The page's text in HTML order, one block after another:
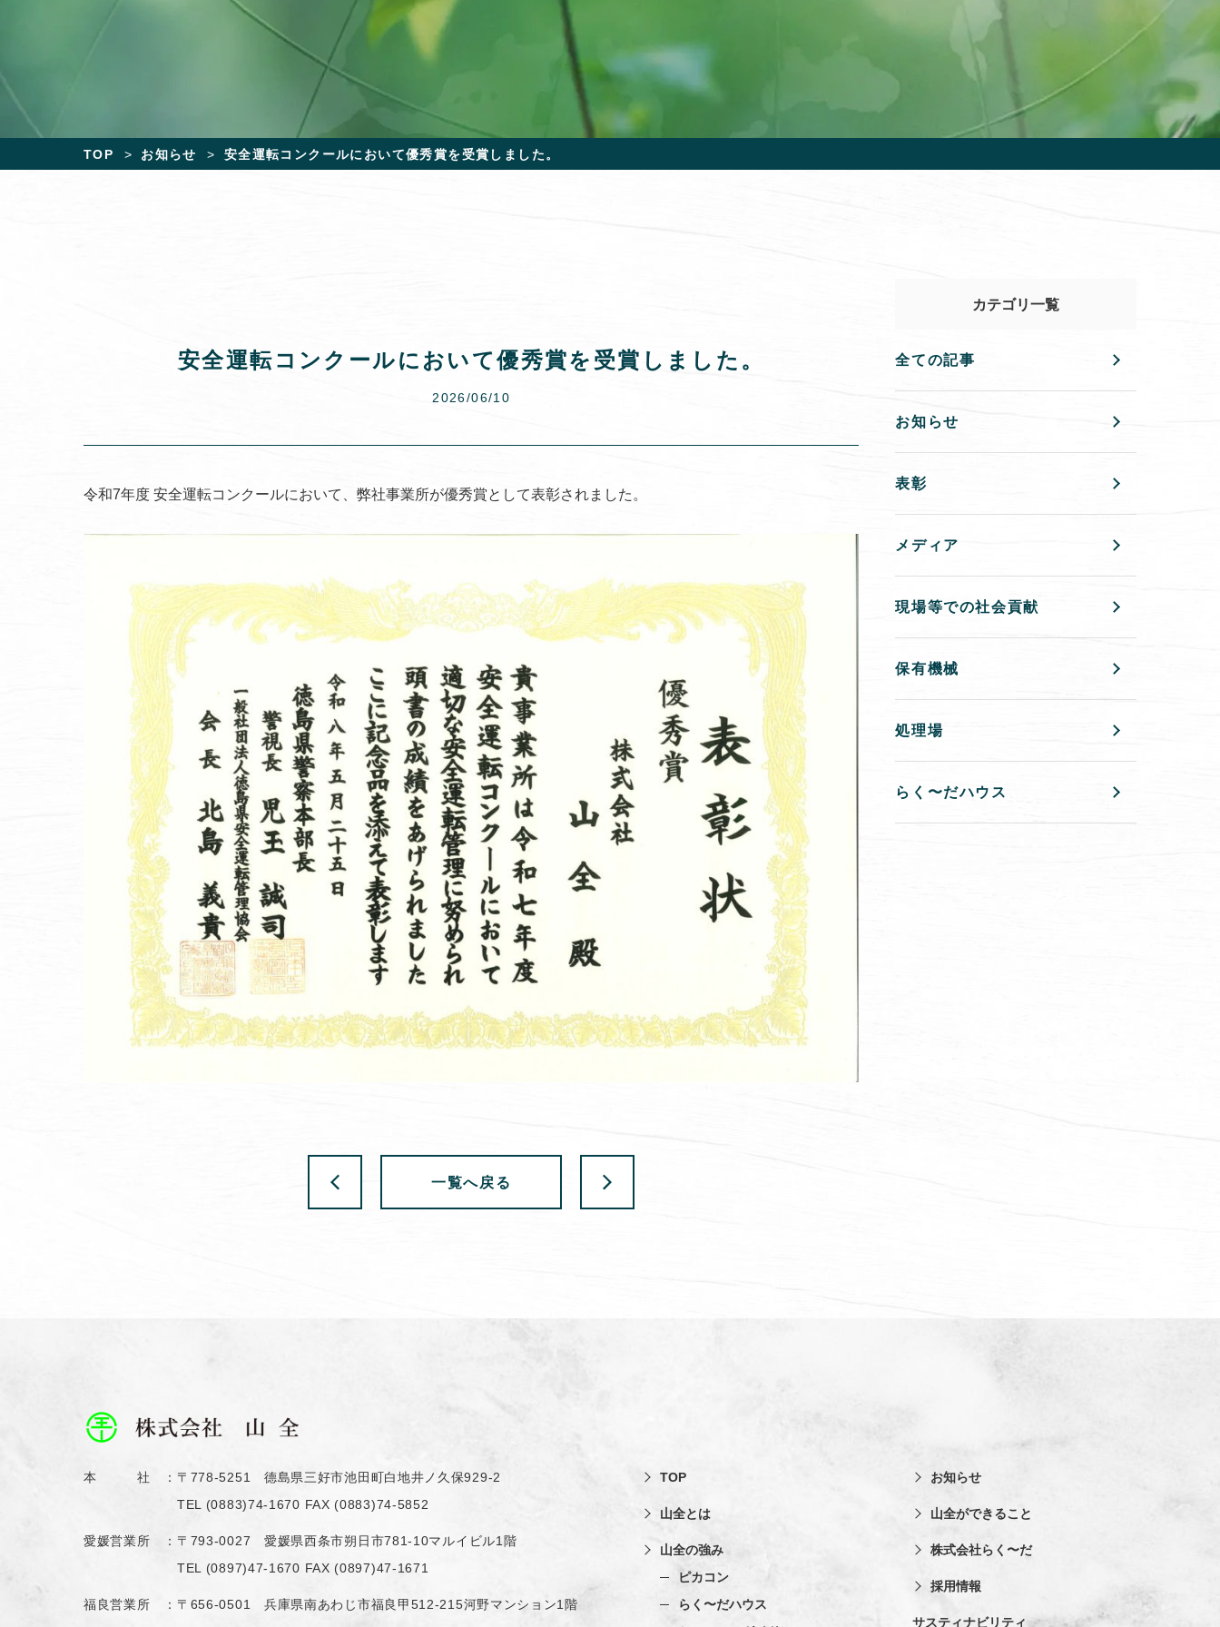
TOP お知らせ 安全運転コンクールにおいて優秀賞を受賞しました。
安全運転コンクールにおいて優秀賞を受賞しました。
2026/06/10
令和7年度 安全運転コンクールにおいて、弊社事業所が優秀賞として表彰されました。
一覧へ戻る
カテゴリ一覧
全ての記事
お知らせ
表彰
メディア
現場等での社会貢献
保有機械
処理場
らく〜だハウス
本 社 ： 〒778-5251 德島県三好市池田町白地井ノ久保929-2
TEL (0883)74-1670 FAX (0883)74-5852
愛媛営業所 ： 〒793-0027 愛媛県西条市朔日市781-10マルイビル1階
TEL (0897)47-1670 FAX (0897)47-1671
福良営業所 ： 〒656-0501 兵庫県南あわじ市福良甲512-215河野マンション1階
TOP
山全とは
山全の強み
ピカコン
らく〜だハウス
お知らせ
山全ができること
株式会社らく〜だ
採用情報
サスティナビリティ